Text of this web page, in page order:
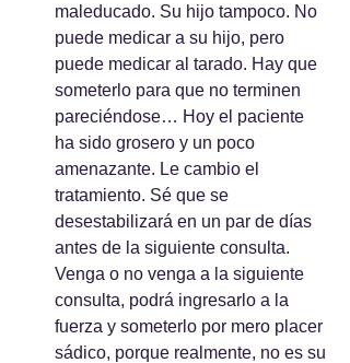
maleducado. Su hijo tampoco. No
puede medicar a su hijo, pero
puede medicar al tarado. Hay que
someterlo para que no terminen
pareciéndose… Hoy el paciente
ha sido grosero y un poco
amenazante. Le cambio el
tratamiento. Sé que se
desestabilizará en un par de días
antes de la siguiente consulta.
Venga o no venga a la siguiente
consulta, podrá ingresarlo a la
fuerza y someterlo por mero placer
sádico, porque realmente, no es su